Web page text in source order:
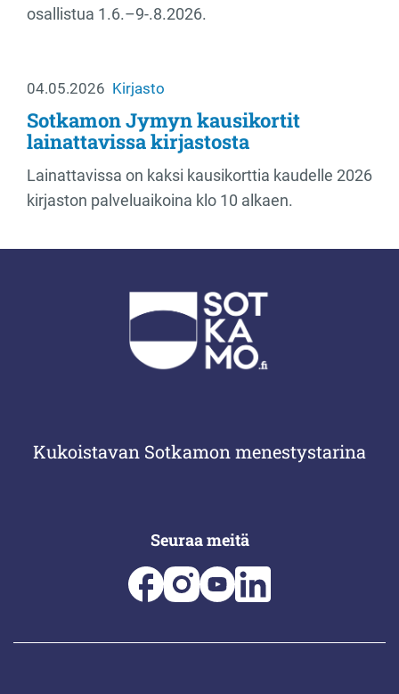
osallistua 1.6.–9-.8.2026.
04.05.2026 Kirjasto
Sotkamon Jymyn kausikortit
lainattavissa kirjastosta
Lainattavissa on kaksi kausikorttia kaudelle 2026
kirjaston palveluaikoina klo 10 alkaen.
Kukoistavan Sotkamon menestystarina
Seuraa meitä